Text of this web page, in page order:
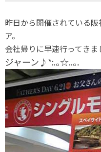
昨日から開催されている
ア。
会社帰りに早速行ってき
ジャーン♪*:.｡☆..｡.